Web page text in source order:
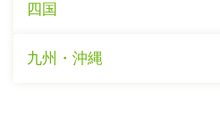
四国
九州・沖縄